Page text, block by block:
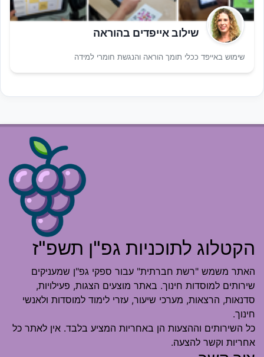
שילוב אייפדים בהוראה
שימוש באייפד ככלי תומך הוראה והנגשת חומרי למידה
הקטלוג לתוכניות גפ"ן תשפ"ז
האתר משמש "רשת חברתית" עבור ספקי גפ"ן שמעניקים
שירותים למוסדות חינוך. באתר מוצעים הצגות, פעילויות,
סדנאות, הרצאות, מערכי שיעור, עזרי לימוד למוסדות ולאנשי
חינוך.
כל השירותים וההצעות הן באחריות המציע בלבד. אין לאתר כל
אחריות וקשר להצעה.